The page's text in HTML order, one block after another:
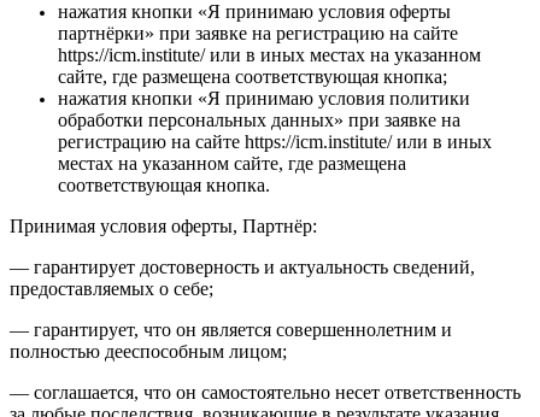
нажатия кнопки «Я принимаю условия оферты
партнёрки» при заявке на регистрацию на сайте
https://icm.institute/ или в иных местах на указанном
сайте, где размещена соответствующая кнопка;
нажатия кнопки «Я принимаю условия политики
обработки персональных данных» при заявке на
регистрацию на сайте https://icm.institute/ или в иных
местах на указанном сайте, где размещена
соответствующая кнопка.
Принимая условия оферты, Партнёр:
— гарантирует достоверность и актуальность сведений,
предоставляемых о себе;
— гарантирует, что он является совершеннолетним и
полностью дееспособным лицом;
— соглашается, что он самостоятельно несет ответственность